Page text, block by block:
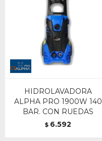
HIDROLAVADORA
ALPHA PRO 1900W 140
BAR. CON RUEDAS
$ 6.592